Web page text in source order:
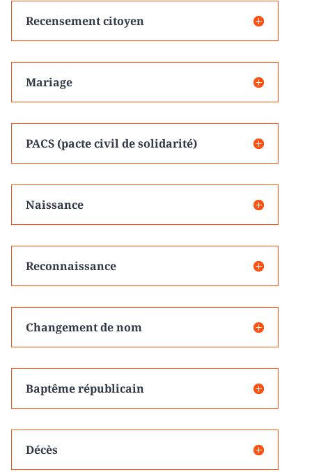
Recensement citoyen
Mariage
PACS (pacte civil de solidarité)
Naissance
Reconnaissance
Changement de nom
Baptême républicain
Décès